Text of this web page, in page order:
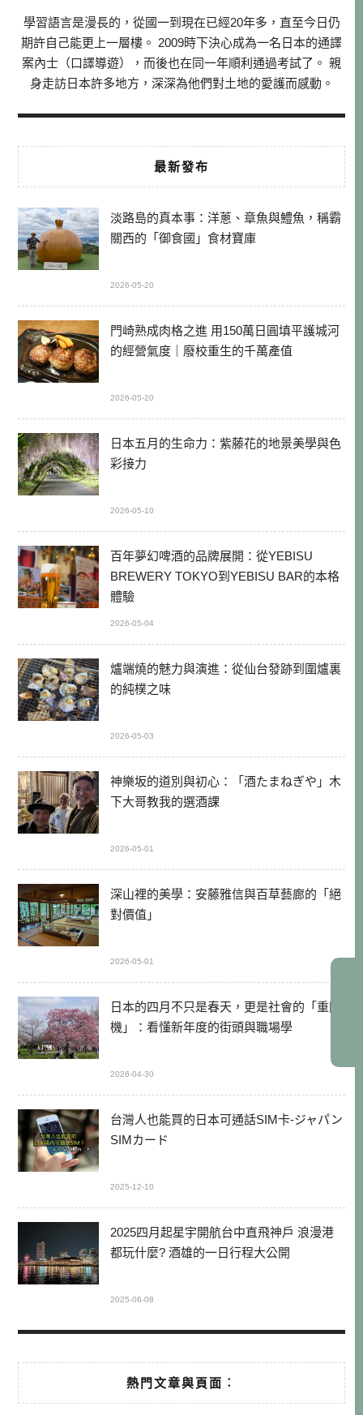
學習語言是漫長的，從國一到現在已經20年多，直至今日仍
期許自己能更上一層樓。 2009時下決心成為一名日本的通譯
案內士（口譯導遊），而後也在同一年順利通過考試了。 親
身走訪日本許多地方，深深為他們對土地的愛護而感動。
最新發布
淡路島的真本事：洋蔥、章魚與鱧魚，稱霸
關西的「御食國」食材寶庫
2026-05-20
門崎熟成肉格之進 用150萬日圓填平護城河
的經營氣度｜廢校重生的千萬產值
2026-05-20
日本五月的生命力：紫藤花的地景美學與色
彩接力
2026-05-10
百年夢幻啤酒的品牌展開：從YEBISU
BREWERY TOKYO到YEBISU BAR的本格
體驗
2026-05-04
爐端燒的魅力與演進：從仙台發跡到圍爐裏
的純樸之味
2026-05-03
神樂坂的道別與初心：「酒たまねぎや」木
下大哥教我的選酒課
2026-05-01
深山裡的美學：安藤雅信與百草藝廊的「絕
對價值」
2026-05-01
日本的四月不只是春天，更是社會的「重開
機」：看懂新年度的街頭與職場學
2026-04-30
台灣人也能買的日本可通話SIM卡-ジャパン
SIMカード
2025-12-10
2025四月起星宇開航台中直飛神戶 浪漫港
都玩什麼? 酒雄的一日行程大公開
2025-06-08
熱門文章與頁面︰